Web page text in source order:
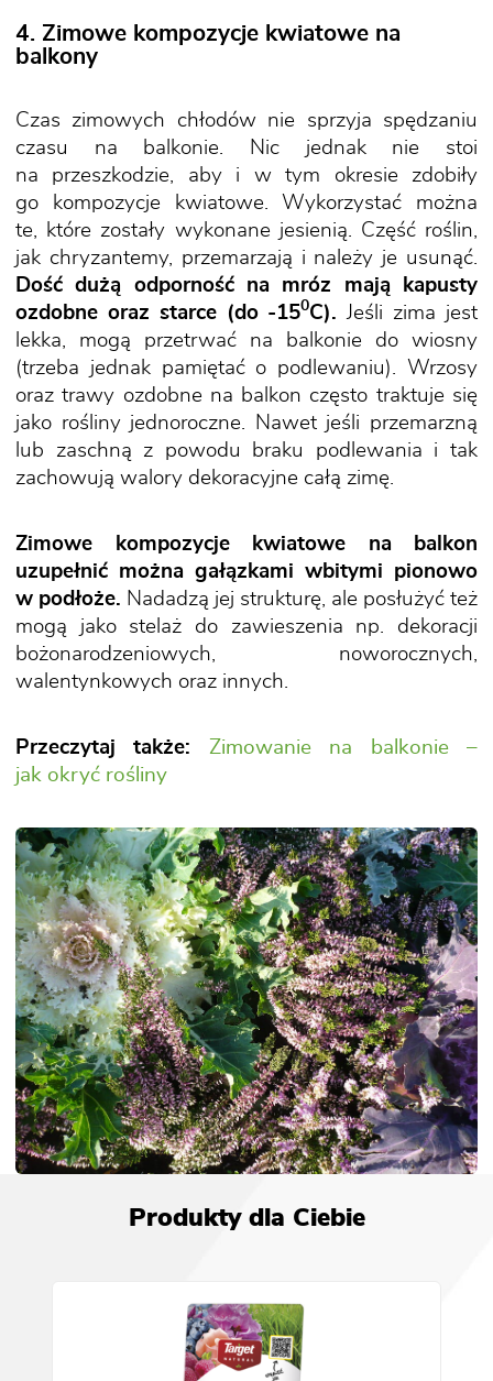
4. Zimowe kompozycje kwiatowe na
balkony
Czas zimowych chłodów nie sprzyja spędzaniu
czasu na balkonie. Nic jednak nie stoi
na przeszkodzie, aby i w tym okresie zdobiły
go kompozycje kwiatowe. Wykorzystać można
te, które zostały wykonane jesienią. Część roślin,
jak chryzantemy, przemarzają i należy je usunąć.
Dość dużą odporność na mróz mają kapusty
ozdobne oraz starce (do -150C). Jeśli zima jest
lekka, mogą przetrwać na balkonie do wiosny
(trzeba jednak pamiętać o podlewaniu). Wrzosy
oraz trawy ozdobne na balkon często traktuje się
jako rośliny jednoroczne. Nawet jeśli przemarzną
lub zaschną z powodu braku podlewania i tak
zachowują walory dekoracyjne całą zimę.
Zimowe kompozycje kwiatowe na balkon
uzupełnić można gałązkami wbitymi pionowo
w podłoże. Nadadzą jej strukturę, ale posłużyć też
mogą jako stelaż do zawieszenia np. dekoracji
bożonarodzeniowych, noworocznych,
walentynkowych oraz innych.
Przeczytaj także:
Zimowanie na balkonie –
jak okryć rośliny
Produkty dla Ciebie